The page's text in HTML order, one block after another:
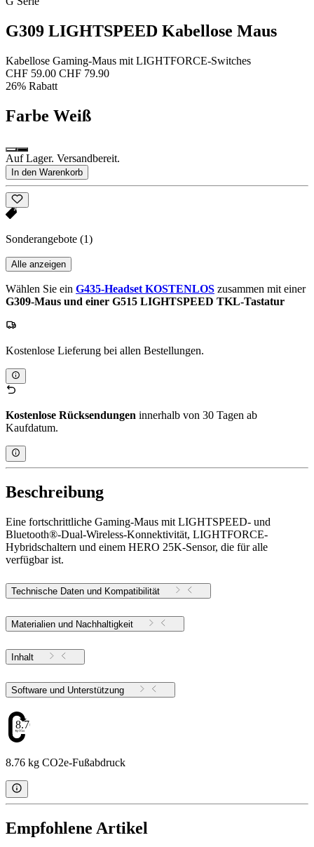
G309 LIGHTSPEED Kabellose Maus
Kabellose Gaming-Maus mit LIGHTFORCE-Switches
CHF 59.00 CHF 79.90
26% Rabatt
Farbe Weiß
Auf Lager. Versandbereit.
In den Warenkorb
Sonderangebote (1)
Alle anzeigen
Wählen Sie ein G435-Headset KOSTENLOS zusammen mit einer
G309-Maus und einer G515 LIGHTSPEED TKL-Tastatur
Kostenlose Lieferung bei allen Bestellungen.
Kostenlose Rücksendungen innerhalb von 30 Tagen ab
Kaufdatum.
Beschreibung
Eine fortschrittliche Gaming-Maus mit LIGHTSPEED- und
Bluetooth®-Dual-Wireless-Konnektivität, LIGHTFORCE-
Hybridschaltern und einem HERO 25K-Sensor, die für alle
verfügbar ist.
Technische Daten und Kompatibilität
Materialien und Nachhaltigkeit
Inhalt
Software und Unterstützung
8.76
8.76 kg CO2e-Fußabdruck
Empfohlene Artikel